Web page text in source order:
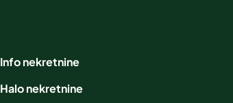
Info nekretnine
Halo nekretnine